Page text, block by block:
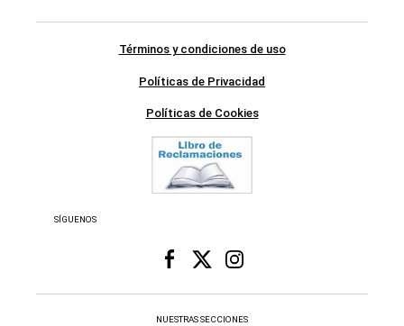
Términos y condiciones de uso
Políticas de Privacidad
Políticas de Cookies
SÍGUENOS
NUESTRAS SECCIONES